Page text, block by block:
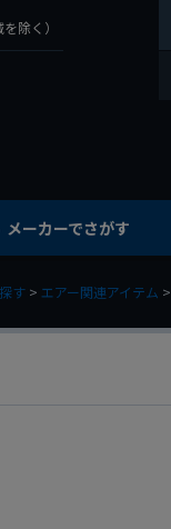
除く）
メーカーでさがす
す エアー関連アイテム